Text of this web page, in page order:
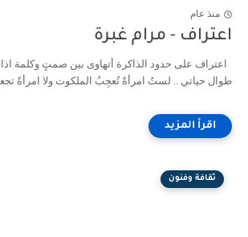
منذ عام
اعتراف - مرام غبرة
اعتراف على حدود الذاكرة أتهاوى بين صمتٍ وكلمة
طوال حياتي .. لستُ امرأةً تُعجِبُ الملكوت ولا امرأةً
ثقافة وفنون